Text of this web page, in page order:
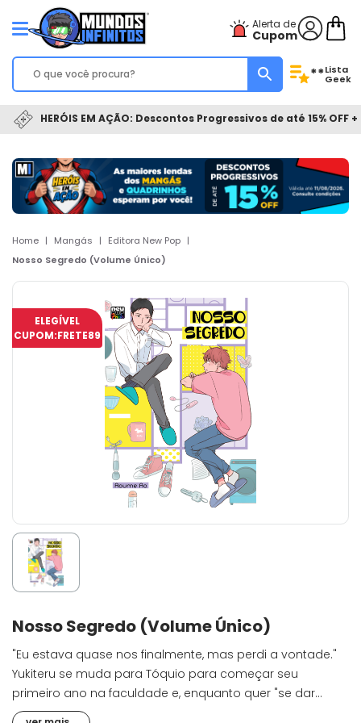
Alerta de
Cupom
**Lista
Geek
HERÓIS EM AÇÃO: Descontos Progressivos de até 15% OFF
Home | Mangás | Editora New Pop |
Nosso Segredo (Volume Único)
ELEGÍVEL
CUPOM:FRETE89
Nosso Segredo (Volume Único)
"Eu estava quase nos finalmente, mas perdi a vontade."
Yukiteru se muda para Tóquio para começar seu
primeiro ano na faculdade e, enquanto quer "se dar
bem" com o antipático Sr. Ando, proprietário da pensão